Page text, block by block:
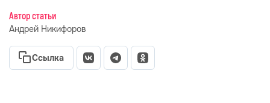
Автор статьи
Андрей Никифоров
Ссылка